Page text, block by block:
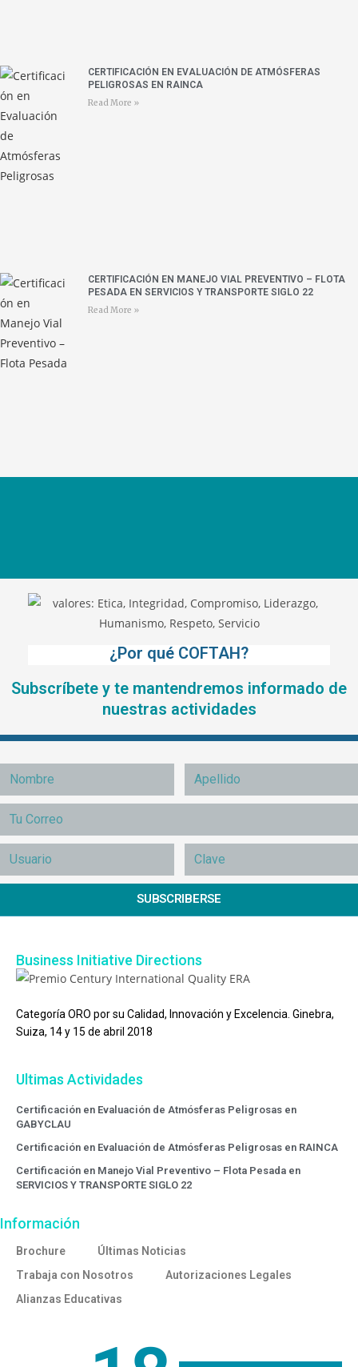
CERTIFICACIÓN EN EVALUACIÓN DE ATMÓSFERAS
PELIGROSAS EN RAINCA
Read More »
CERTIFICACIÓN EN MANEJO VIAL PREVENTIVO – FLOTA
PESADA EN SERVICIOS Y TRANSPORTE SIGLO 22
Read More »
¿Por qué COFTAH?
Subscríbete y te mantendremos informado de
nuestras actividades
SUBSCRIBERSE
Business Initiative Directions
Categoría ORO por su Calidad, Innovación y Excelencia. Ginebra,
Suiza, 14 y 15 de abril 2018
Ultimas Actividades
Certificación en Evaluación de Atmósferas Peligrosas en
GABYCLAU
Certificación en Evaluación de Atmósferas Peligrosas en RAINCA
Certificación en Manejo Vial Preventivo – Flota Pesada en
SERVICIOS Y TRANSPORTE SIGLO 22
Información
Brochure
Últimas Noticias
Trabaja con Nosotros
Autorizaciones Legales
Alianzas Educativas